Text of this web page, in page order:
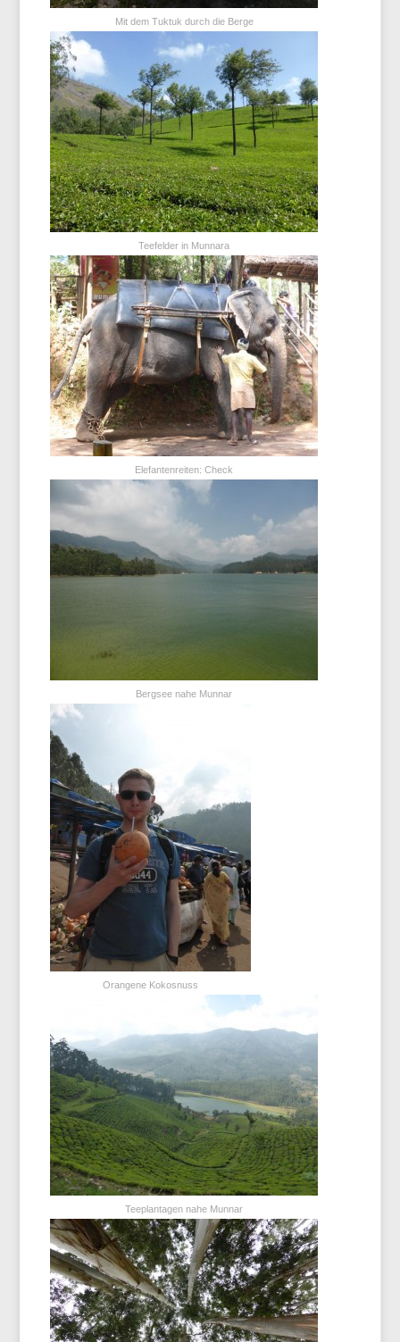
Mit dem Tuktuk durch die Berge
Teefelder in Munnara
Elefantenreiten: Check
Bergsee nahe Munnar
Orangene Kokosnuss
Teeplantagen nahe Munnar